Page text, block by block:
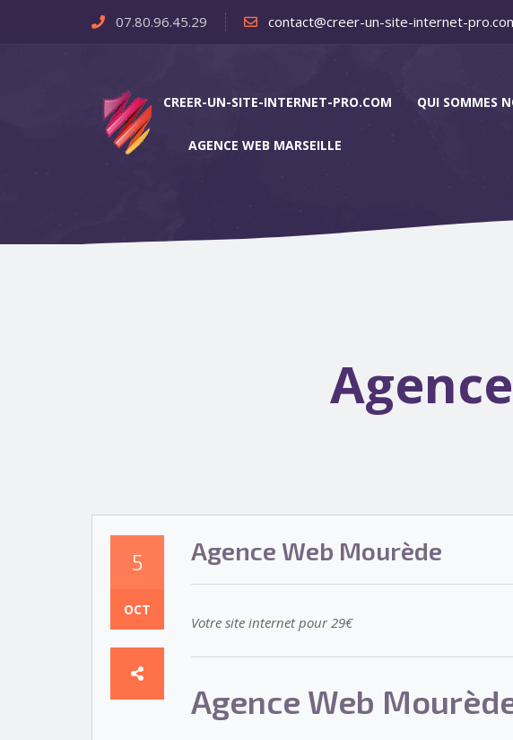
07.80.96.45.29 contact@creer-un-site-internet-
CREER-UN-SITE-INTERNET-PRO.COM QUI SOMMES
AGENCE WEB MARSEILLE
5
OCT
Agence Web Mourède
Votre site internet pour 29€
Agence Web